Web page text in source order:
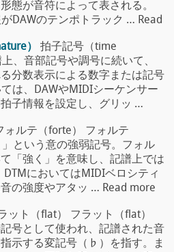
態が音符によって表される。
DAWのテンポトラック … Read
）
拍子記号（time
、音部記号や調号に続いて、
分数表示による数字または記号
は、DAWやMIDIシーケンサー
子情報を設定し、グリッ …
ォルテ（forte） フォルテ
」という意の強弱記号。フォル
「強く」を意味し、記譜上では
DTMにおいてはMIDIベロシティ
の強度やアタッ … Read more
ット（flat） フラット（flat）
号として使われ、記譜された音
示する変記号（♭）を指す。ま